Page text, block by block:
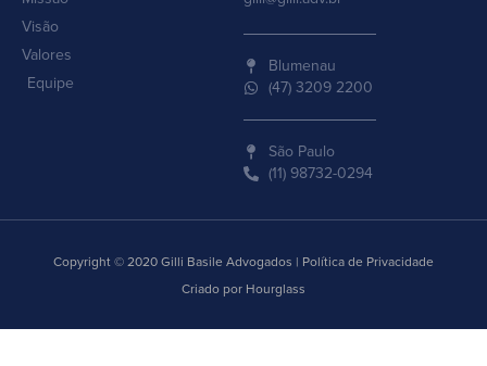
Visão
Valores
Equipe
Blumenau
(47) 3209 2200
São Paulo
(11) 98732-0294
Copyright © 2020 Gilli Basile Advogados | Política de Privacidade
Criado por Hourglass